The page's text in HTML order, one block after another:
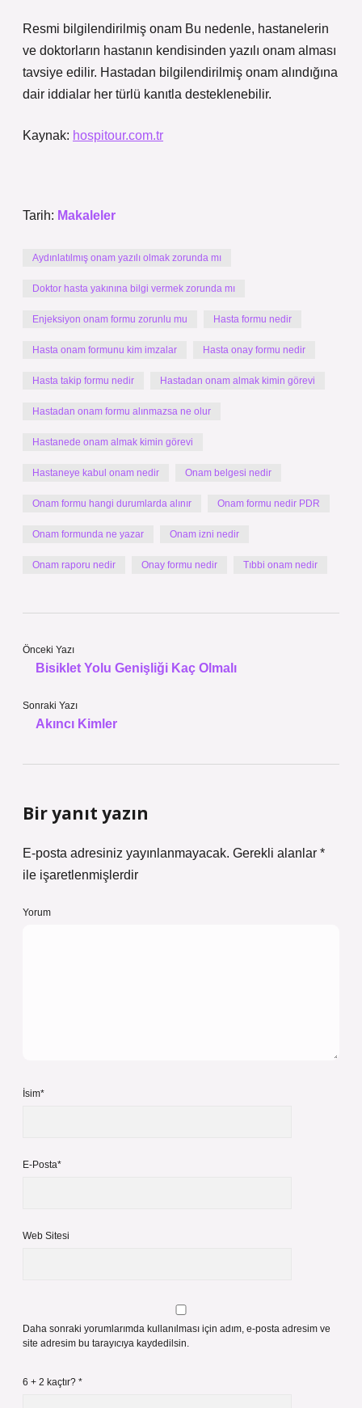
Resmi bilgilendirilmiş onam Bu nedenle, hastanelerin
ve doktorların hastanın kendisinden yazılı onam alması
tavsiye edilir. Hastadan bilgilendirilmiş onam alındığına
dair iddialar her türlü kanıtla desteklenebilir.
Kaynak: hospitour.com.tr
Tarih: Makaleler
Aydınlatılmış onam yazılı olmak zorunda mı
Doktor hasta yakınına bilgi vermek zorunda mı
Enjeksiyon onam formu zorunlu mu Hasta formu nedir
Hasta onam formunu kim imzalar Hasta onay formu nedir
Hasta takip formu nedir Hastadan onam almak kimin görevi
Hastadan onam formu alınmazsa ne olur
Hastanede onam almak kimin görevi
Hastaneye kabul onam nedir Onam belgesi nedir
Onam formu hangi durumlarda alınır Onam formu nedir PDR
Onam formunda ne yazar Onam izni nedir
Onam raporu nedir Onay formu nedir Tıbbi onam nedir
Önceki Yazı
Bisiklet Yolu Genişliği Kaç Olmalı
Sonraki Yazı
Akıncı Kimler
Bir yanıt yazın
E-posta adresiniz yayınlanmayacak. Gerekli alanlar *
ile işaretlenmişlerdir
Yorum
İsim*
E-Posta*
Web Sitesi
Daha sonraki yorumlarımda kullanılması için adım, e-posta adresim ve
site adresim bu tarayıcıya kaydedilsin.
6 + 2 kaçtır? *